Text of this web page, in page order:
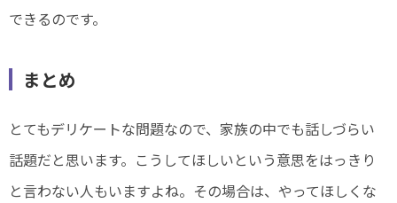
できるのです。
まとめ
とてもデリケートな問題なので、家族の中でも話しづらい
話題だと思います。こうしてほしいという意思をはっきり
と言わない人もいますよね。その場合は、やってほしくな